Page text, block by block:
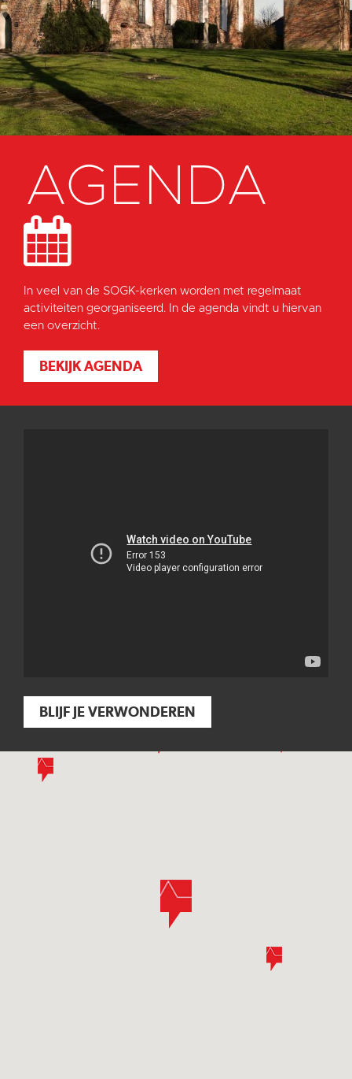
AGENDA
In veel van de SOGK-kerken worden met regelmaat
activiteiten georganiseerd. In de agenda vindt u hiervan
een overzicht.
BEKIJK AGENDA
BLIJF JE VERWONDEREN